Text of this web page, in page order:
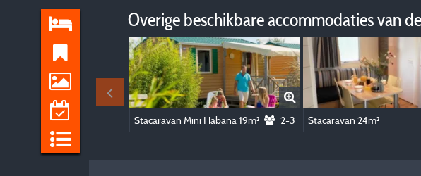
Overige beschikbare accommodaties van
Stacaravan Mini Habana 19m² 2-3 Stacaravan 24m²